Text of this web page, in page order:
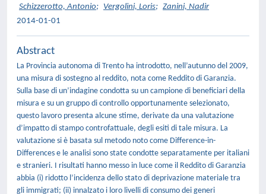
Schizzerotto, Antonio; Vergolini, Loris; Zanini, Nadir
2014-01-01
Abstract
La Provincia autonoma di Trento ha introdotto, nell’autunno del 2009,
una misura di sostegno al reddito, nota come Reddito di Garanzia.
Sulla base di un’indagine condotta su un campione di beneficiari della
misura e su un gruppo di controllo opportunamente selezionato,
questo lavoro presenta alcune stime, derivate da una valutazione
d’impatto di stampo controfattuale, degli esiti di tale misura. La
valutazione si è basata sul metodo noto come Difference-in-
Differences e le analisi sono state condotte separatamente per italiani
e stranieri. I risultati hanno messo in luce come il Reddito di Garanzia
abbia (i) ridotto l’incidenza dello stato di deprivazione materiale tra
gli immigrati; (ii) innalzato i loro livelli di consumo dei generi